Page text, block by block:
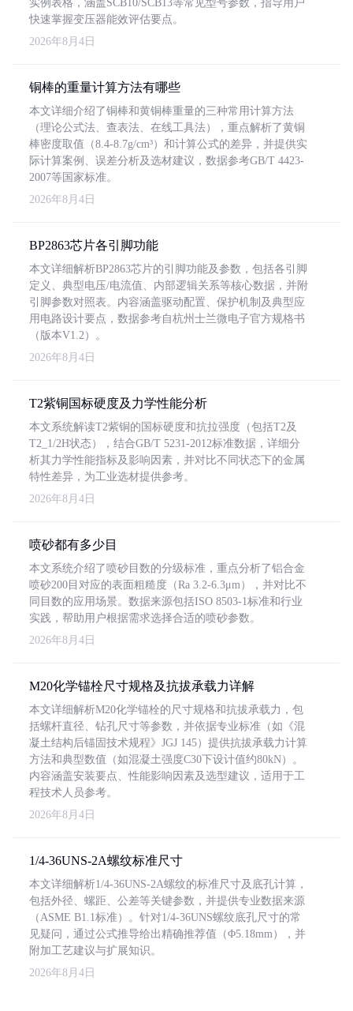
实例表格，涵盖SCB10/SCB13等常见型号参数，指导用户
快速掌握变压器能效评估要点。
2026年8月4日
铜棒的重量计算方法有哪些
本文详细介绍了铜棒和黄铜棒重量的三种常用计算方法
（理论公式法、查表法、在线工具法），重点解析了黄铜
棒密度取值（8.4-8.7g/cm³）和计算公式的差异，并提供实
际计算案例、误差分析及选材建议，数据参考GB/T 4423-
2007等国家标准。
2026年8月4日
BP2863芯片各引脚功能
本文详细解析BP2863芯片的引脚功能及参数，包括各引脚
定义、典型电压/电流值、内部逻辑关系等核心数据，并附
引脚参数对照表。内容涵盖驱动配置、保护机制及典型应
用电路设计要点，数据参考自杭州士兰微电子官方规格书
（版本V1.2）。
2026年8月4日
T2紫铜国标硬度及力学性能分析
本文系统解读T2紫铜的国标硬度和抗拉强度（包括T2及
T2_1/2H状态），结合GB/T 5231-2012标准数据，详细分
析其力学性能指标及影响因素，并对比不同状态下的金属
特性差异，为工业选材提供参考。
2026年8月4日
喷砂都有多少目
本文系统介绍了喷砂目数的分级标准，重点分析了铝合金
喷砂200目对应的表面粗糙度（Ra 3.2-6.3μm），并对比不
同目数的应用场景。数据来源包括ISO 8503-1标准和行业
实践，帮助用户根据需求选择合适的喷砂参数。
2026年8月4日
M20化学锚栓尺寸规格及抗拔承载力详解
本文详细解析M20化学锚栓的尺寸规格和抗拔承载力，包
括螺杆直径、钻孔尺寸等参数，并依据专业标准（如《混
凝土结构后锚固技术规程》JGJ 145）提供抗拔承载力计算
方法和典型数值（如混凝土强度C30下设计值约80kN）。
内容涵盖安装要点、性能影响因素及选型建议，适用于工
程技术人员参考。
2026年8月4日
1/4-36UNS-2A螺纹标准尺寸
本文详细解析1/4-36UNS-2A螺纹的标准尺寸及底孔计算，
包括外径、螺距、公差等关键参数，并提供专业数据来源
（ASME B1.1标准）。针对1/4-36UNS螺纹底孔尺寸的常
见疑问，通过公式推导给出精确推荐值（Φ5.18mm），并
附加工艺建议与扩展知识。
2026年8月4日